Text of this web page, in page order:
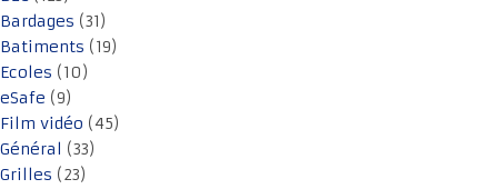
Bardages (31)
Batiments (19)
Ecoles (10)
eSafe (9)
Film vidéo (45)
Général (33)
Grilles (23)